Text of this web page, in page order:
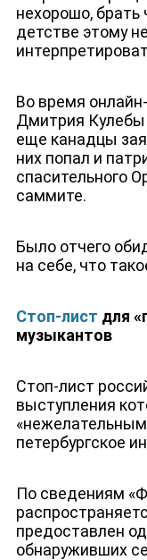
нехорошо,
детстве этому
Во время
Дмитрия Кулебы
еще канадцы
них попал и
спасительного
саммите.
Было отчего
на себе, что
Стоп-лист для
музыкантов
Стоп-лист
выступления
петербургское
По сведениям
предоставлен
обнаруживших